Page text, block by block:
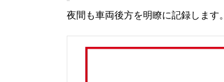
夜間も車両後方を明瞭に記録します。